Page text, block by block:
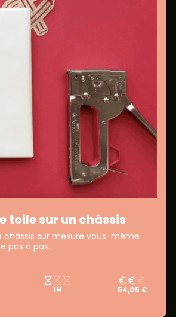
toile sur un châssis
châssis sur mesure vous-même
pas à pas.
1H 54,05 €